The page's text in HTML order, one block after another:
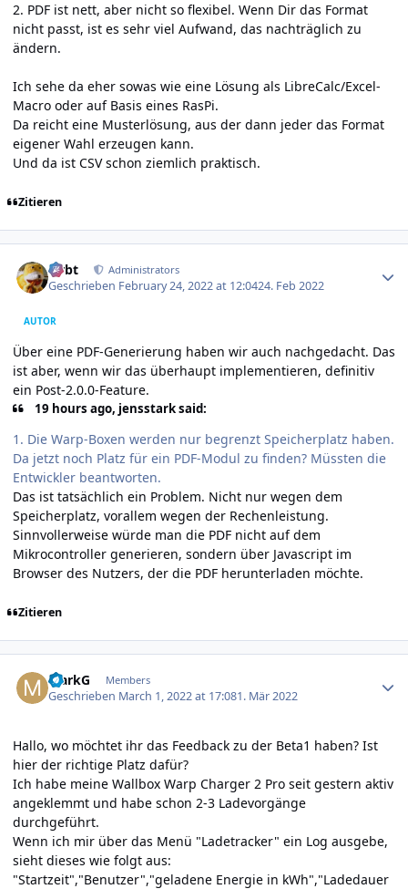
2. PDF ist nett, aber nicht so flexibel. Wenn Dir das Format
nicht passt, ist es sehr viel Aufwand, das nachträglich zu
ändern.
Ich sehe da eher sowas wie eine Lösung als LibreCalc/Excel-
Macro oder auf Basis eines RasPi.
Da reicht eine Musterlösung, aus der dann jeder das Format
eigener Wahl erzeugen kann.
Und da ist CSV schon ziemlich praktisch.
Zitieren
rtrbt Administrators
Geschrieben February 24, 2022 at 12:0424. Feb 2022
AUTOR
Über eine PDF-Generierung haben wir auch nachgedacht. Das
ist aber, wenn wir das überhaupt implementieren, definitiv
ein Post-2.0.0-Feature.
19 hours ago, jensstark said:
1. Die Warp-Boxen werden nur begrenzt Speicherplatz haben.
Da jetzt noch Platz für ein PDF-Modul zu finden? Müssten die
Entwickler beantworten.
Das ist tatsächlich ein Problem. Nicht nur wegen dem
Speicherplatz, vorallem wegen der Rechenleistung.
Sinnvollerweise würde man die PDF nicht auf dem
Mikrocontroller generieren, sondern über Javascript im
Browser des Nutzers, der die PDF herunterladen möchte.
Zitieren
MarkG Members
Geschrieben March 1, 2022 at 17:081. Mär 2022
Hallo, wo möchtet ihr das Feedback zu der Beta1 haben? Ist
hier der richtige Platz dafür?
Ich habe meine Wallbox Warp Charger 2 Pro seit gestern aktiv
angeklemmt und habe schon 2-3 Ladevorgänge
durchgeführt.
Wenn ich mir über das Menü "Ladetracker" ein Log ausgebe,
sieht dieses wie folgt aus:
"Startzeit","Benutzer","geladene Energie in kWh","Ladedauer